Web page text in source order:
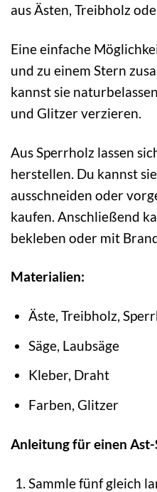
aus Ästen, Treibholz
Eine einfache
und zu einem Stern
kannst sie
und Glitzer verzieren.
Aus Sperrholz lassen
herstellen. Du kannst
ausschneiden oder
kaufen. Anschließend
bekleben oder mit
Materialien:
Äste, Treibholz,
Säge, Laubsäge
Kleber, Draht
Farben, Glitzer
Anleitung für einen
Sammle fünf gleich